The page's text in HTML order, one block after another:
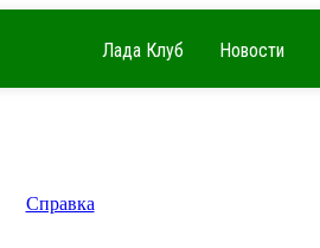
Лада Клуб Новости
Справка